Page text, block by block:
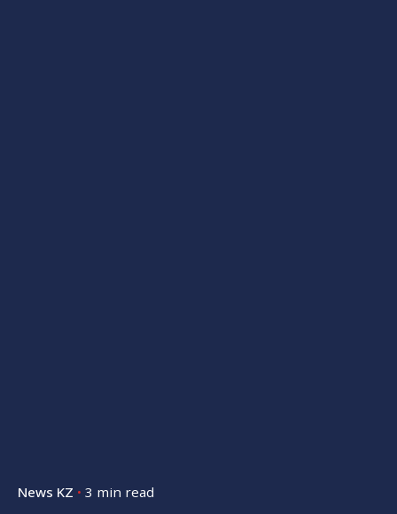
News KZ 3 min read